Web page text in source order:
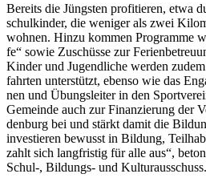
Bereits die Jüngs­ten pro­fi­tie­ren, etwa
schul­kin­der, die weni­ger als zwei
woh­nen. Hin­zu kom­men Pro­gram­me
fe“ sowie Zuschüs­se zur
Kin­der und Jugend­li­che wer­den
fahr­ten unter­stützt, eben­so wie das
nen und Übungs­lei­ter in den
Gemein­de auch zur Finan­zie­rung der
den­burg bei und stärkt damit die
inves­tie­ren bewusst in Bil­dung,
zahlt sich lang­fris­tig für alle aus“,
Schul‑, Bil­dungs- und Kul­tur­aus­schuss.